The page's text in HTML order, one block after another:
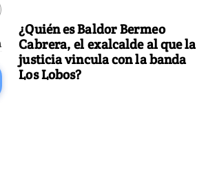
¿Quién es Baldor Bermeo
Cabrera, el exalcalde al que la
justicia vincula con la banda
Los Lobos?